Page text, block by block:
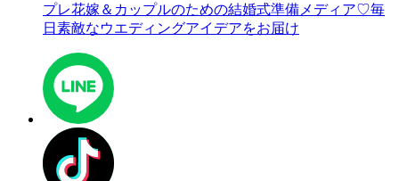
プレ花嫁＆カップルのための結婚式準備メディア♡毎
日素敵なウエディングアイデアをお届け